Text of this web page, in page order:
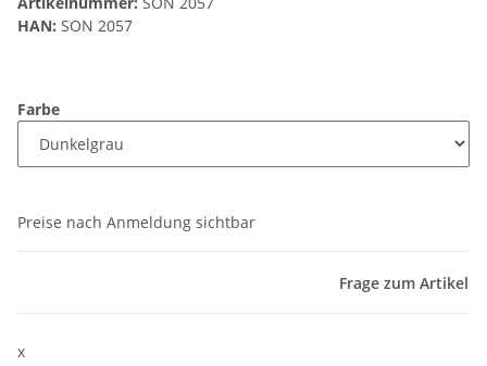
HAN: SON 2057
Farbe
Preise nach Anmeldung sichtbar
Frage zum Artikel
x